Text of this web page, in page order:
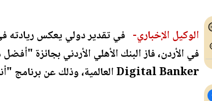
الوكيل الإخباري- في تقدير دولي يعكس ريادته
Digital Banker العالمية، وذلك عن برنامج "أنتِ لسيدات الأعمال" الذي أطلقه عام 2025.